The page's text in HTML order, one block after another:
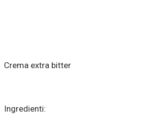
Crema extra bitter
Ingredienti: